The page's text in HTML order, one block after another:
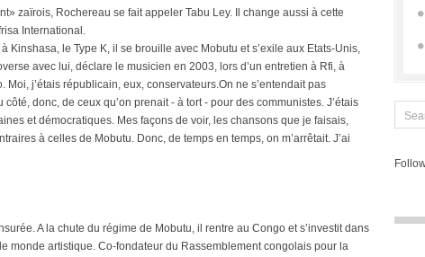
zaïrois, Rochereau se fait appeler Tabu Ley. Il change aussi à cette
International.
Kinshasa, le Type K, il se brouille avec Mobutu et s’exile aux Etats-Unis,
avec lui, déclare le musicien en 2003, lors d’un entretien à Rfi, à
Moi, j’étais républicain, eux, conservateurs.On ne s’entendait pas
donc, de ceux qu’on prenait - à tort - pour des communistes. J’étais
et démocratiques. Mes façons de voir, les chansons que je faisais,
à celles de Mobutu. Donc, de temps en temps, on m’arrêtait. J’ai
A la chute du régime de Mobutu, il rentre au Congo et s’investit dans
monde artistique. Co-fondateur du Rassemblement congolais pour la